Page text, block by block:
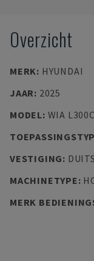
Overzicht
MERK: HYUNDAI
JAAR: 2025
MODEL: WIA L300C
VESTIGING:
MACHINETYPE:
MERK